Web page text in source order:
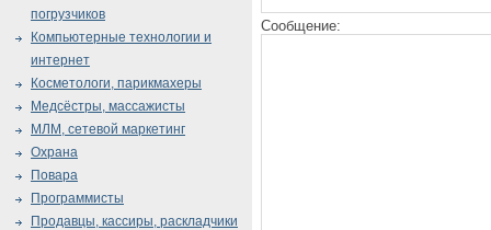
Сообщение:
погрузчиков
Компьютерные технологии и
интернет
Косметологи, парикмахеры
Медсёстры, массажисты
МЛМ, сетевой маркетинг
Охрана
Повара
Программисты
Продавцы, кассиры, раскладчики